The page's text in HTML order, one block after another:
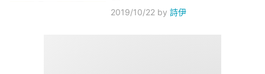
2019/10/22 by詩伊